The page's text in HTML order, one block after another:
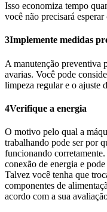
Isso economiza tempo
você não precisará esperar
3Implemente medidas
A manutenção preventiva
avarias. Você pode
limpeza regular e o ajuste
4Verifique a energia
O motivo pelo qual a
trabalhando pode ser por
funcionando
conexão de energia e
Talvez você tenha que
componentes de
acordo com a sua